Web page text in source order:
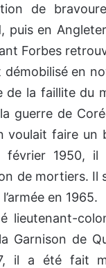
de
puis en
Forbes
en
de la faillite du
guerre de
voulait faire un
février 1950,
de mortiers. Il
en 1965.
lieutenant-
Garnison de
il a été fait